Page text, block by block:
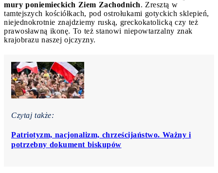
mury poniemieckich Ziem Zachodnich. Zresztą w
tamtejszych kościółkach, pod ostrołukami gotyckich sklepień,
niejednokrotnie znajdziemy ruską, greckokatolicką czy też
prawosławną ikonę. To też stanowi niepowtarzalny znak
krajobrazu naszej ojczyzny.
Czytaj także:
Patriotyzm, nacjonalizm, chrześcijaństwo. Ważny i
potrzebny dokument biskupów